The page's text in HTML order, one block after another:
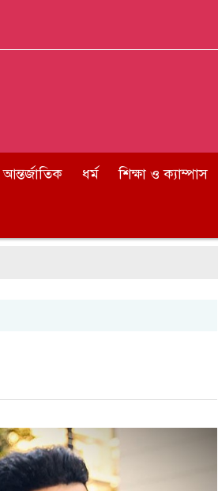
আন্তর্জাতিক ধর্ম শিক্ষা ও ক্যাম্পাস